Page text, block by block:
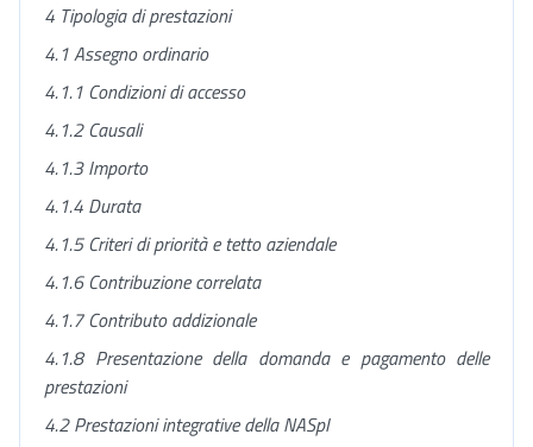
4 Tipologia di prestazioni
4.1 Assegno ordinario
4.1.1 Condizioni di accesso
4.1.2 Causali
4.1.3 Importo
4.1.4 Durata
4.1.5 Criteri di priorità e tetto aziendale
4.1.6 Contribuzione correlata
4.1.7 Contributo addizionale
4.1.8 Presentazione della domanda e pagamento delle
prestazioni
4.2 Prestazioni integrative della NASpI